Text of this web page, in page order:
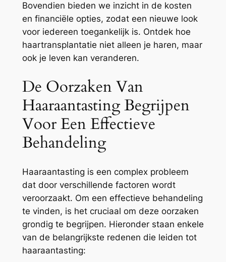
Bovendien bieden we inzicht in de kosten
en financiële opties, zodat een nieuwe look
voor iedereen toegankelijk is. Ontdek hoe
haartransplantatie niet alleen je haren, maar
ook je leven kan veranderen.
De Oorzaken Van
Haaraantasting Begrijpen
Voor Een Effectieve
Behandeling
Haaraantasting is een complex probleem
dat door verschillende factoren wordt
veroorzaakt. Om een effectieve behandeling
te vinden, is het cruciaal om deze oorzaken
grondig te begrijpen. Hieronder staan enkele
van de belangrijkste redenen die leiden tot
haaraantasting: